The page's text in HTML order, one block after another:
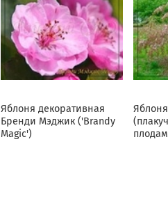
Яблоня декоративная
Бренди Мэджик ('Brandy
Magic')